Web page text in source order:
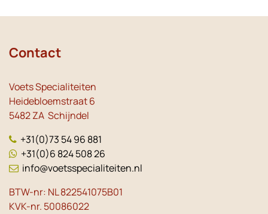
Contact
Voets Specialiteiten
Heidebloemstraat 6
5482 ZA Schijndel
+31(0)73 54 96 881
+31(0)6 824 508 26
info@voetsspecialiteiten.nl
BTW-nr: NL 822541075B01
KVK-nr. 50086022